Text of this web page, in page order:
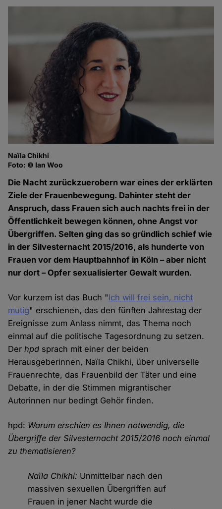
Naïla Chikhi
Foto: © Ian Woo
Die Nacht zurückzuerobern war eines der erklärten
Ziele der Frauenbewegung. Dahinter steht der
Anspruch, dass Frauen sich auch nachts frei in der
Öffentlichkeit bewegen können, ohne Angst vor
Übergriffen. Selten ging das so gründlich schief wie
in der Silvesternacht 2015/2016, als hunderte von
Frauen vor dem Hauptbahnhof in Köln – aber nicht
nur dort – Opfer sexualisierter Gewalt wurden.
Vor kurzem ist das Buch "Ich will frei sein, nicht
mutig" erschienen, das den fünften Jahrestag der
Ereignisse zum Anlass nimmt, das Thema noch
einmal auf die politische Tagesordnung zu setzen.
Derhpd sprach mit einer der beiden
Herausgeberinnen, Naïla Chikhi, über universelle
Frauenrechte, das Frauenbild der Täter und eine
Debatte, in der die Stimmen migrantischer
Autorinnen nur bedingt Gehör finden.
hpd: Warum erschien es Ihnen notwendig, die
Übergriffe der Silvesternacht 2015/2016 noch einmal
zu thematisieren?
Naïla Chikhi: Unmittelbar nach den
massiven sexuellen Übergriffen auf
Frauen in jener Nacht wurde die